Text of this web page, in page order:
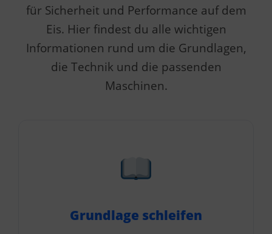
für Sicherheit und Performance auf dem
Eis. Hier findest du alle wichtigen
Informationen rund um die Grundlagen,
die Technik und die passenden
Maschinen.
Grundlage schleifen